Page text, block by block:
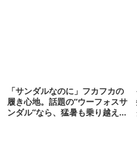
「サンダルなのに」フカフカの
履き心地。話題の“ウーフォスサ
ンダル”なら、猛暑も乗り越えら